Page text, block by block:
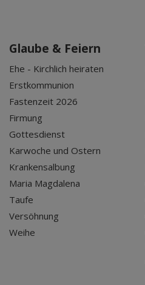
Glaube & Feiern
Ehe - Kirchlich heiraten
Erstkommunion
Fastenzeit 2026
Firmung
Gottesdienst
Karwoche und Ostern
Krankensalbung
Maria Magdalena
Taufe
Versöhnung
Weihe